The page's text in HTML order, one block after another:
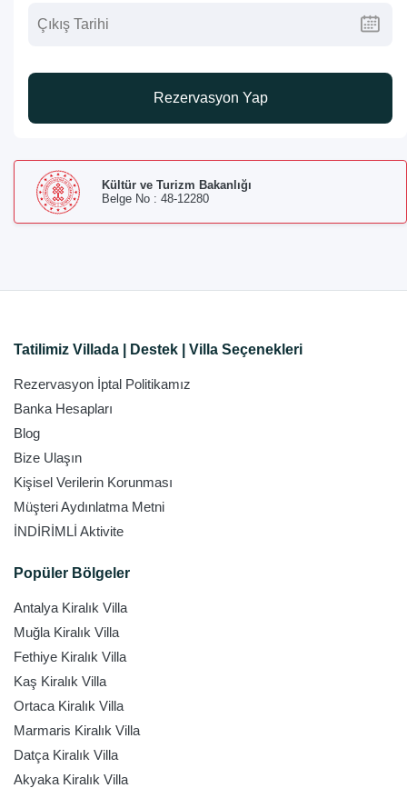
Rezervasyon Yap
Kültür ve Turizm Bakanlığı
Belge No : 48-12280
Tatilimiz Villada | Destek | Villa Seçenekleri
Rezervasyon İptal Politikamız
Banka Hesapları
Blog
Bize Ulaşın
Kişisel Verilerin Korunması
Müşteri Aydınlatma Metni
İNDİRİMLİ Aktivite
Popüler Bölgeler
Antalya Kiralık Villa
Muğla Kiralık Villa
Fethiye Kiralık Villa
Kaş Kiralık Villa
Ortaca Kiralık Villa
Marmaris Kiralık Villa
Datça Kiralık Villa
Akyaka Kiralık Villa